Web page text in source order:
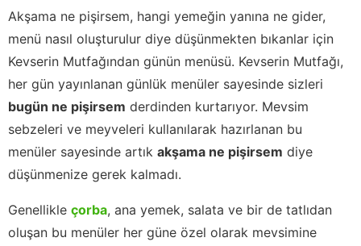
Akşama ne pişirsem, hangi yemeğin yanına ne gider,
menü nasıl oluşturulur diye düşünmekten bıkanlar için
Kevserin Mutfağından günün menüsü. Kevserin Mutfağı,
her gün yayınlanan günlük menüler sayesinde sizleri
bugün ne pişirsem derdinden kurtarıyor. Mevsim
sebzeleri ve meyveleri kullanılarak hazırlanan bu
menüler sayesinde artık akşama ne pişirsem diye
düşünmenize gerek kalmadı.
Genellikle çorba, ana yemek, salata ve bir de tatlıdan
oluşan bu menüler her güne özel olarak mevsimine